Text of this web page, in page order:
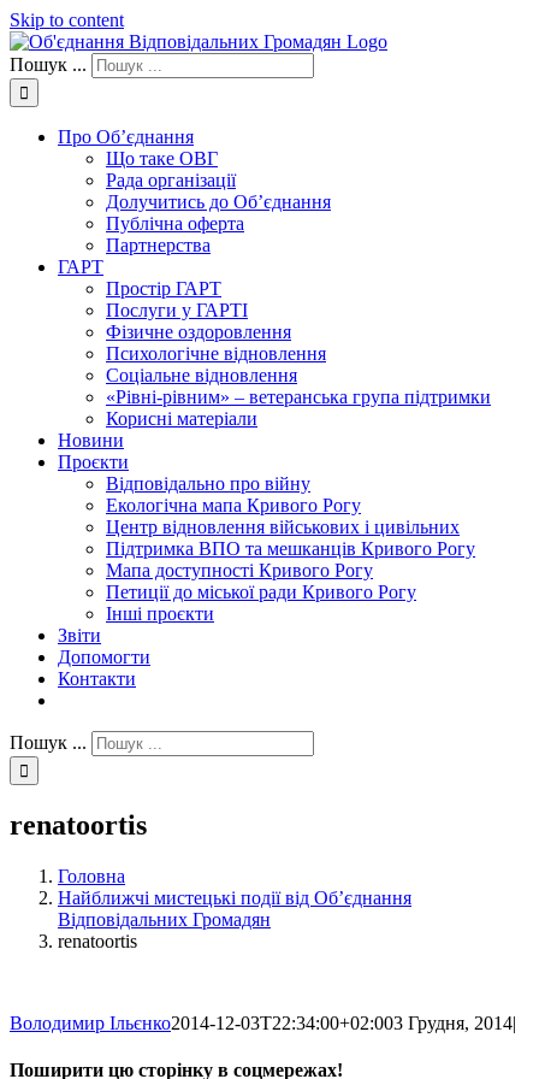
Skip to content
Пошук ...
Про Об’єднання
Що таке ОВГ
Рада організації
Долучитись до Об’єднання
Публічна оферта
Партнерства
ГАРТ
Простір ГАРТ
Послуги у ГАРТІ
Фізичне оздоровлення
Психологічне відновлення
Соціальне відновлення
«Рівні-рівним» – ветеранська група підтримки
Корисні матеріали
Новини
Проєкти
Відповідально про війну
Екологічна мапа Кривого Рогу
Центр відновлення військових і цивільних
Підтримка ВПО та мешканців Кривого Рогу
Мапа доступності Кривого Рогу
Петиції до міської ради Кривого Рогу
Інші проєкти
Звіти
Допомогти
Контакти
Пошук ...
renatoortis
Головна
Найближчі мистецькі події від Об’єднання
Відповідальних Громадян
renatoortis
Володимир Ільєнко2014-12-03T22:34:00+02:003 Грудня, 2014|
Поширити цю сторінку в соцмережах!